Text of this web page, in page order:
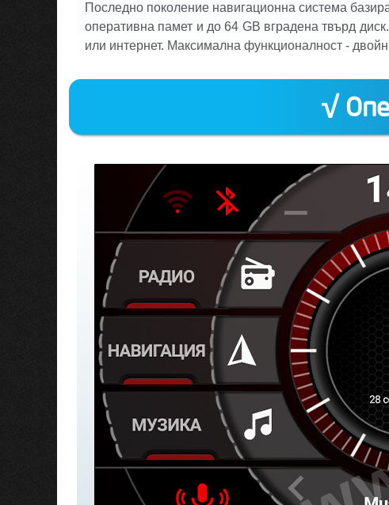
Последно поколение навигационна система
оперативна памет и до 64 GB вградена твърд
или интернет. Максимална функционалност -
√